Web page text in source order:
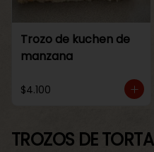
Trozo de kuchen de
manzana
$4.100
TROZOS DE TORTA